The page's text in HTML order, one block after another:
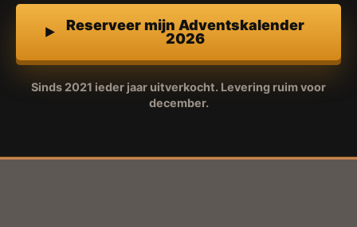
Reserveer mijn Adventskalender
2026
Sinds 2021 ieder jaar uitverkocht. Levering ruim voor
december.